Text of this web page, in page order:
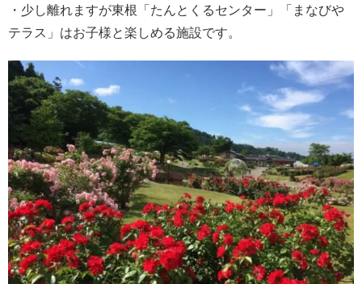
・少し離れますが東根「たんとくるセンター」「まなびや
テラス」はお子様と楽しめる施設です。